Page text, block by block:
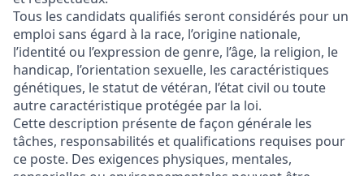
Tous les candidats qualifiés seront considérés pour un
emploi sans égard à la race, l’origine nationale,
l’identité ou l’expression de genre, l’âge, la religion, le
handicap, l’orientation sexuelle, les caractéristiques
génétiques, le statut de vétéran, l’état civil ou toute
autre caractéristique protégée par la loi.
Cette description présente de façon générale les
tâches, responsabilités et qualifications requises pour
ce poste. Des exigences physiques, mentales,